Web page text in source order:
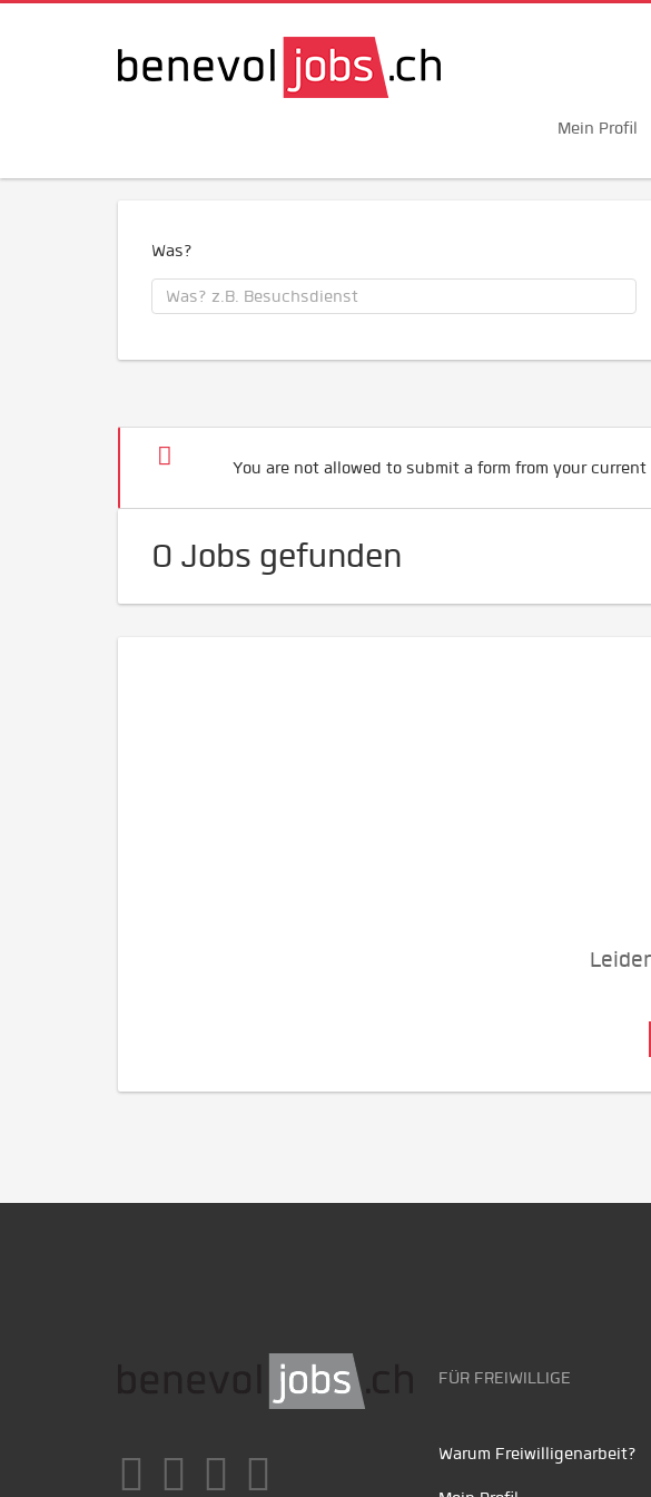
Mein Profil
Was?
You are not allowed to submit a form from your current
0 Jobs gefunden
FÜR FREIWILLIGE
Warum Freiwilligenarbeit?